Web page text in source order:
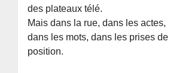
des plateaux télé.
Mais dans la rue, dans les actes,
dans les mots, dans les prises de
position.